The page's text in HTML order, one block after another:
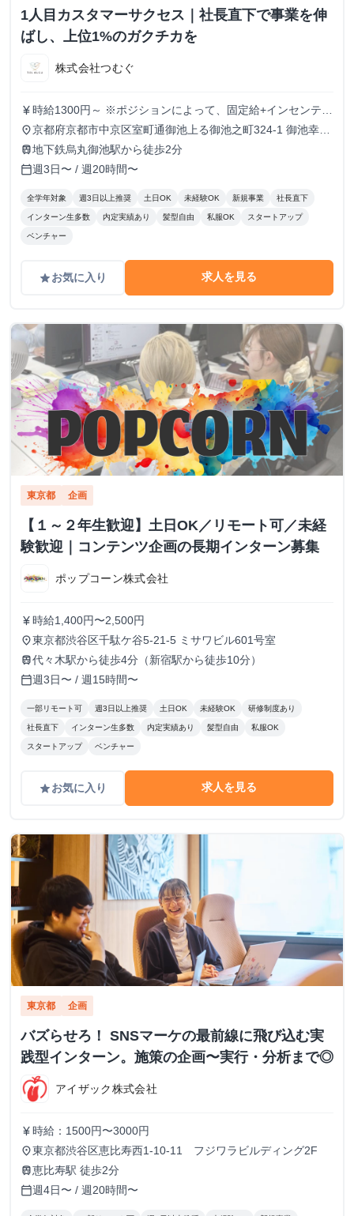
1人目カスタマーサクセス｜社長直下で事業を伸
ばし、上位1%のガクチカを
株式会社つむぐ
currency_yen 時給1300円～ ※ポジションによって、固定給+インセンティ
ブという形態も可
place京都府京都市中京区室町通御池上る御池之町324-1 御池幸登
ビル7階
train地下鉄烏丸御池駅から徒歩2分
calendar_today週3日〜 / 週20時間〜
全学年対象 週3日以上推奨 土日OK 未経験OK 新規事業 社長直下
インターン生多数 内定実績あり 髪型自由 私服OK スタートアップ
ベンチャー
gradeお気に入り 求人を見る
東京都 企画
【１～２年生歓迎】土日OK／リモート可／未経
験歓迎｜コンテンツ企画の長期インターン募集
ポップコーン株式会社
currency_yen 時給1,400円〜2,500円
place東京都渋谷区千駄ケ谷5-21-5 ミサワビル601号室
train代々木駅から徒歩4分（新宿駅から徒歩10分）
calendar_today週3日〜 / 週15時間〜
一部リモート可 週3日以上推奨 土日OK 未経験OK 研修制度あり
社長直下 インターン生多数 内定実績あり 髪型自由 私服OK
スタートアップ ベンチャー
gradeお気に入り 求人を見る
東京都 企画
バズらせろ！ SNSマーケの最前線に飛び込む実
践型インターン。施策の企画〜実行・分析まで◎
アイザック株式会社
currency_yen 時給：1500円〜3000円
place東京都渋谷区恵比寿西1-10-11 フジワラビルディング2F
train恵比寿駅 徒歩2分
calendar_today週4日〜 / 週20時間〜